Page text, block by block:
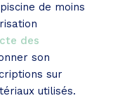
de moins
des
son
sur
utilisés.